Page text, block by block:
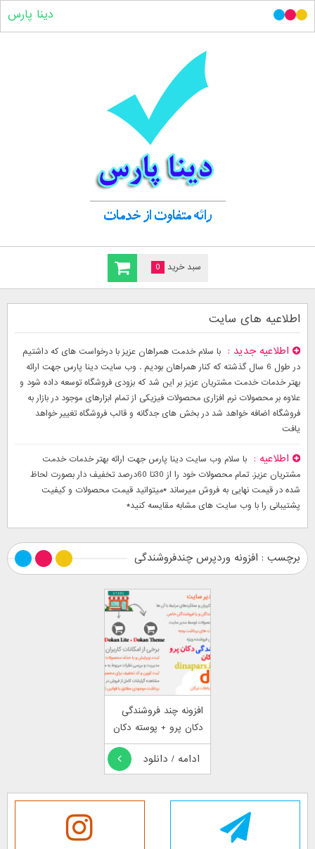
سبد خرید 0
دینا پارس
اطلاعیه های سایت
اطلاعیه جدید
با سلام خدمت همراهان عزیز با درخواست های که داشتیم
در طول 6 سال گذشته که کنار همراهان بودیم . وب سایت دینا پارس جهت ارائه
بهتر خدمات خدمت مشتریان عزیز بر این شد که بزودی فروشگاه توسعه داده شود و
علاوه بر محصولات نرم افزاری محصولات فیزیکی از تمام ابزارهای موجود در بازار به
فروشگاه اضافه خواهد شد در بخش های جدگانه و قالب فروشگاه تغییر خواهد
یافت
اطلاعیه
با سلام وب سایت دینا پارس جهت ارائه بهتر خدمات خدمت
مشتریان عزیز. تمام محصولات خود را از 30تا 60درصد تخفیف دار بصورت لحاظ
شده در قیمت نهایی به فروش میرساند *میتوانید قیمت محصولات و کیفیت
پشتیبانی را با وب سایت های مشابه مقایسه کنید*
برچسب : افزونه وردپرس چندفروشندگی
افزونه چند فروشندگی
دکان پرو + پوسته دکان
ادامه / دانلود